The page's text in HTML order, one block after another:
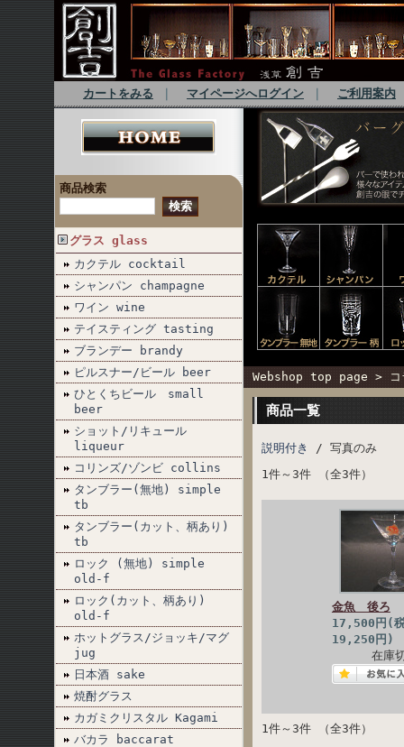
カートをみる マイページへログイン ご利用案内
商品検索
グラス glass
カクテル cocktail
シャンパン champagne
ワイン wine
テイスティング tasting
ブランデー brandy
ピルスナー/ビール beer
ひとくちビール small
beer
ショット/リキュール
liqueur
コリンズ/ゾンビ collins
タンブラー(無地) simple
tb
タンブラー(カット、柄あり)
tb
ロック (無地) simple
old-f
ロック(カット、柄あり)
old-f
ホットグラス/ジョッキ/マグ
jug
日本酒 sake
焼酎グラス
カガミクリスタル Kagami
バカラ baccarat
Webshop top page >
商品一覧
説明付き
/ 写真のみ
1件～3件 （全3件）
金魚 後ろ
17,500円(
19,250円)
在庫
1件～3件 （全3件）